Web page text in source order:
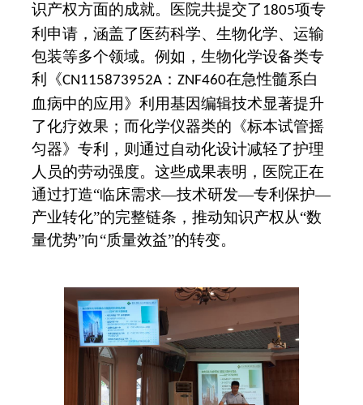
识产权方面的成就。医院共提交了 1805项专
利申请，涵盖了医药科学、生物化学、运输
包装等多个领域。例如，生物化学设备类专
利《CN115873952A ：ZNF460在急性髓系白
血病中的应用》利用基因编辑技术显著提升
了化疗效果；而化学仪器类的《标本试管摇
匀器》专利，则通过自动化设计减轻了护理
人员的劳动强度。这些成果表明，医院正在
通过打造“临床需求—技术研发—专利保护—
产业转化”的完整链条，推动知识产权从“数
量优势”向“质量效益”的转变。